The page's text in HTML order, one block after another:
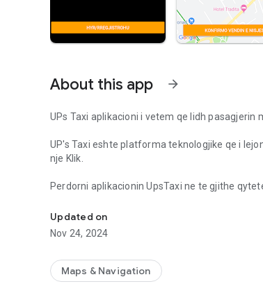
About this app arrow_forward
UPs Taxi aplikacioni i vetem qe lidh
UP's Taxi eshte platforma teknologjike qe i
nje Klik.
Perdorni aplikacionin UpsTaxi ne te gjithe
Si funksionon:
Kliko Hyr/Regjistrohu
Vendosni nr tuaj te celularit
Updated on
Nov 24, 2024
Maps & Navigation